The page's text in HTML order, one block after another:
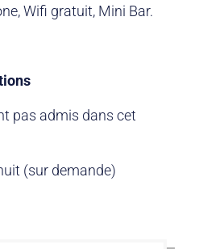
Wifi gratuit, Mini Bar.
pas admis dans cet
(sur demande)